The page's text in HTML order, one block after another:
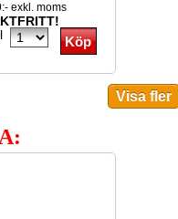
exkl. moms